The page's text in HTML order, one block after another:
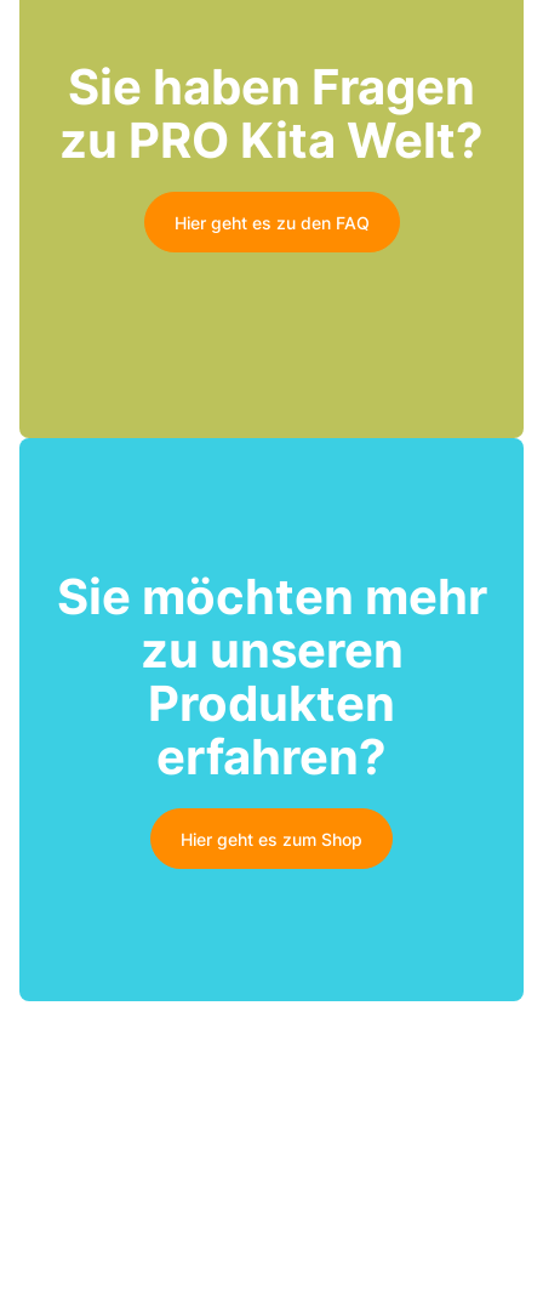
Sie haben Fragen
zu PRO Kita Welt?
Hier geht es zu den FAQ
Sie möchten mehr
zu unseren
Produkten
erfahren?
Hier geht es zum Shop